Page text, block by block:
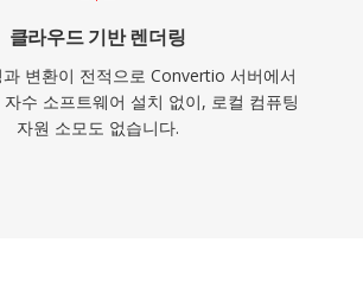
클라우드 기반 렌더링
변환이 전적으로 Convertio 서버에서
수 소프트웨어 설치 없이, 로컬 컴퓨팅
자원 소모도 없습니다.